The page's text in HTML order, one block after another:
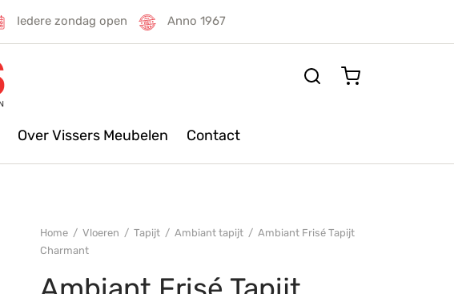
Iedere zondag open Anno 1967
Over Vissers Meubelen Contact
Home / Vloeren / Tapijt / Ambiant tapijt / Ambiant Frisé Tapijt
Charmant